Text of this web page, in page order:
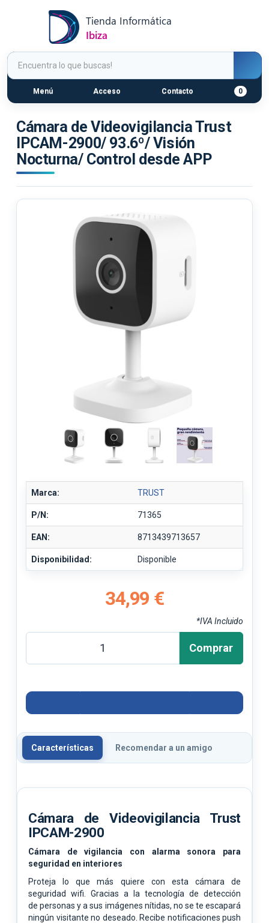
Menú Acceso Contacto 0
Cámara de Videovigilancia Trust
IPCAM-2900/ 93.6º/ Visión
Nocturna/ Control desde APP
Marca: TRUST
P/N: 71365
EAN: 8713439713657
Disponibilidad: Disponible
34,99 €
*IVA Incluido
Comprar
Características Recomendar a un amigo
Cámara de Videovigilancia Trust
IPCAM-2900
Cámara de vigilancia con alarma sonora para
seguridad en interiores
Proteja lo que más quiere con esta cámara de
seguridad wifi. Gracias a la tecnología de detección
depersonas y a sus imágenes nítidas, no se te escapará
ningún visitante no deseado. Recibe notificaciones push